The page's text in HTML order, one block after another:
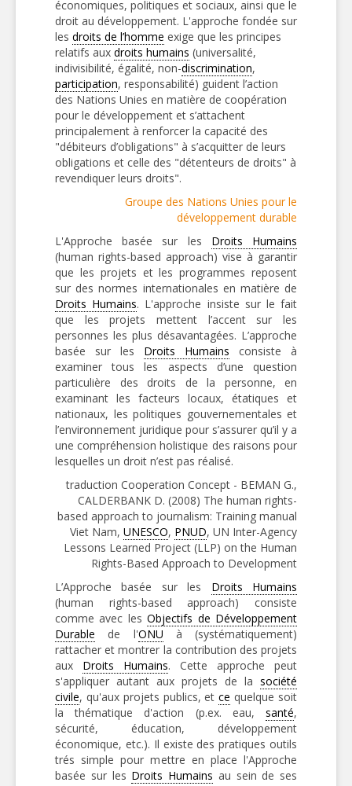
économiques, politiques et sociaux, ainsi que le
droit au développement. L'approche fondée sur
les droits de l’homme exige que les principes
relatifs aux droits humains (universalité,
indivisibilité, égalité, non-discrimination,
participation, responsabilité) guident l’action
des Nations Unies en matière de coopération
pour le développement et s’attachent
principalement à renforcer la capacité des
"débiteurs d’obligations" à s’acquitter de leurs
obligations et celle des "détenteurs de droits" à
revendiquer leurs droits".
Groupe des Nations Unies pour le
développement durable
L'Approche basée sur les Droits Humains
(human rights-based approach) vise à garantir
que les projets et les programmes reposent
sur des normes internationales en matière de
Droits Humains. L'approche insiste sur le fait
que les projets mettent l’accent sur les
personnes les plus désavantagées. L’approche
basée sur les Droits Humains consiste à
examiner tous les aspects d’une question
particulière des droits de la personne, en
examinant les facteurs locaux, étatiques et
nationaux, les politiques gouvernementales et
l’environnement juridique pour s’assurer qu’il y a
une compréhension holistique des raisons pour
lesquelles un droit n’est pas réalisé.
traduction Cooperation Concept - BEMAN G.,
CALDERBANK D. (2008) The human rights-
based approach to journalism: Training manual
Viet Nam, UNESCO, PNUD, UN Inter-Agency
Lessons Learned Project (LLP) on the Human
Rights-Based Approach to Development
L’Approche basée sur les Droits Humains
(human rights-based approach) consiste
comme avec lesObjectifs de Développement
Durable de l'ONU à (systématiquement)
rattacher et montrer la contribution des projets
aux Droits Humains. Cette approche peut
s'appliquer autant aux projets de la société
civile, qu'aux projets publics, etce quelque soit
la thématique d'action (p.ex. eau, santé,
sécurité, éducation, développement
économique, etc.). Il existe des pratiques outils
trés simple pour mettre en place l'Approche
basée sur les Droits Humains au sein de ses